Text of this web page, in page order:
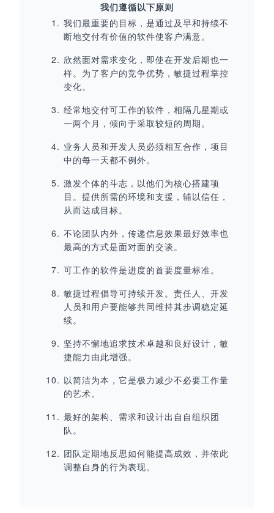
我们遵循以下原则
我们最重要的目标，是通过及早和持续不
断地交付有价值的软件使客户满意。
欣然面对需求变化，即使在开发后期也一
样。为了客户的竞争优势，敏捷过程掌控
变化。
经常地交付可工作的软件，相隔几星期或
一两个月，倾向于采取较短的周期。
业务人员和开发人员必须相互合作，项目
中的每一天都不例外。
激发个体的斗志，以他们为核心搭建项
目。提供所需的环境和支援，辅以信任，
从而达成目标。
不论团队内外，传递信息效果最好效率也
最高的方式是面对面的交谈。
可工作的软件是进度的首要度量标准。
敏捷过程倡导可持续开发。责任人、开发
人员和用户要能够共同维持其步调稳定延
续。
坚持不懈地追求技术卓越和良好设计，敏
捷能力由此增强。
以简洁为本，它是极力减少不必要工作量
的艺术。
最好的架构、需求和设计出自自组织团
队。
团队定期地反思如何能提高成效，并依此
调整自身的行为表现。